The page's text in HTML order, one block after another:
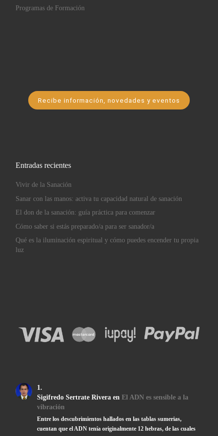
Programas de Formación
Recibe información, novedades y eventos
Entradas recientes
Vivir de la Sanación
Sanar con las manos: activa tu capacidad natural de sanación
El don de la sanación: guía práctica para comenzar
Cómo saber si estás preparado/a para ser sanador/a
Qué es la iluminación espiritual y cómo puedes encender tu propia
luz
Sigifredo Sertrate Riveraen El ADN es sensible a la
vibración
Entre los descubrimientos hallados en las tablas sumerias,
cuentan que el ADN tenía originalmente 12 hebras, de las cuales